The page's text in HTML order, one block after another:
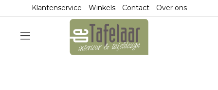
Klantenservice Winkels Contact Over ons